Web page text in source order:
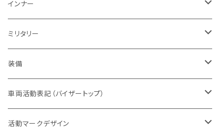
ドライウエア
赤色系
レスキュー
POLICE・警察
バッジ
パッチ（ワッペン）
取扱権利（販売など）
オフィスウエア
パブ衣装
レディス
ドライウエア
メンズ
ドライウエア
インナー
レディス
メンズ
ミリタリー
ベスト
帽子
ベルト
装備
ヘルメット
デルタブランド
キャップ
車両活動表記（バイザートップ）
緊急時表示
活動マークデザイン